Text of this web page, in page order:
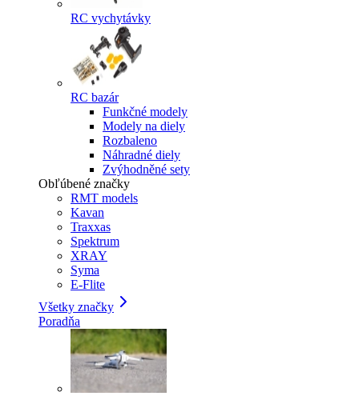
RC vychytávky
RC bazár
Funkčné modely
Modely na diely
Rozbaleno
Náhradné diely
Zvýhodněné sety
Obľúbené značky
RMT models
Kavan
Traxxas
Spektrum
XRAY
Syma
E-Flite
Všetky značky
Poradňa